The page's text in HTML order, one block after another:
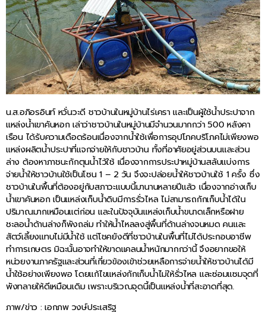
น.ส.อภิอรอินท์ หวั่นวะดี ชาวบ้านในหมู่บ้านไร่เครา และเป็นผู้ใช้น้ำประปาจาก
แหล่งน้ำเขาคันหอก เล่าว่าชาวบ้านในหมู่บ้านมีจำนวนมากกว่า 500 หลังคา
เรือน ได้รับความเดือดร้อนเนื่องจากน้ำใช้เพื่อการอุปโภคบริโภคไม่เพียงพอ
แหล่งผลิตน้ำประปาที่แจกจ่ายให้กับชาวบ้าน ทั้งที่อาศัยอยู่ส่วนบนและส่วน
ล่าง ต้องหาภาชนะกักตุนน้ำไว้ใช้ เนื่องจากการประปาหมู่บ้านสลับแบ่งการ
จ่ายน้ำให้ชาวบ้านใช้เป็นโซน 1 – 2 วัน จึงจะปล่อยน้ำให้ชาวบ้านใช้ 1 ครั้ง ซึ่ง
ชาวบ้านในพื้นที่ต้องอยู่กับสภาวะแบบนี้มานานหลายปีแล้ว เนื่องจากอ่างเก็บ
น้ำเขาคันหอก เป็นแหล่งเก็บน้ำดิบมีการรั่วไหล ไม่สามารถกักเก็บน้ำได้ใน
ปริมาณมากเหมือนแต่ก่อน และในปัจจุบันแหล่งเก็บน้ำขนาดเล็กหรือฝาย
ชะลอน้ำด้านล่างก็พังถล่ม ทำให้น้ำไหลลงสู่พื้นที่ด้านล่างจนหมด คนและ
สัตว์เลี้ยงแทบไม่มีน้ำใช้ แต่โชคยังดีที่ชาวบ้านในพื้นที่ไม่ได้ประกอบอาชีพ
ทำการเกษตร มิฉะนั้นอาจทำให้ขาดแคลนน้ำหนักมากกว่านี้ จึงอยากขอให้
หน่วยงานภาครัฐและส่วนที่เกี่ยวข้องเข้าช่วยเหลือการจ่ายน้ำให้ชาวบ้านได้มี
น้ำใช้อย่างเพียงพอ โดยแก้ไขแหล่งกักเก็บน้ำไม่ให้รั่วไหล และซ่อมแซมจุดที่
พังทลายให้ดีเหมือนเดิม เพราะบริเวณจุดนี้เป็นแหล่งน้ำที่สะอาดที่สุด.
ภาพ/ข่าว : เอกภพ วงษ์ประเสริฐ